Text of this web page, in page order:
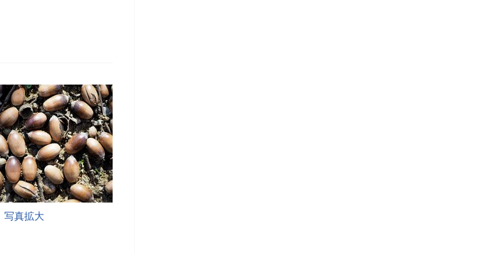
写真拡大